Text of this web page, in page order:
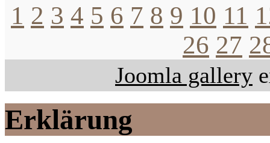
1 2 3 4 5 6 7 8 9 10 11
26 27
Joomla gallery
Erklärung